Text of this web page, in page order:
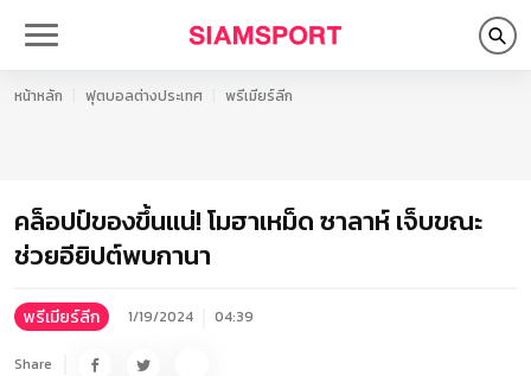
หน้าหลัก ฟุตบอลต่างประเทศ พรีเมียร์ลีก
คล็อปป์ของขึ้นแน่! โมฮาเหม็ด ซาลาห์ เจ็บขณะ
ช่วยอียิปต์พบกานา
พรีเมียร์ลีก 1/19/2024 04:39
Share